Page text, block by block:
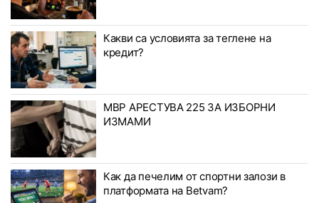
Какви са условията за теглене на
кредит?
МВР АРЕСТУВА 225 ЗА ИЗБОРНИ
ИЗМАМИ
Как да печелим от спортни залози в
платформата на Betvam?